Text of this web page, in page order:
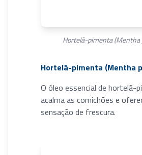
Hortelã-pimenta (Mentha
Hortelã-pimenta (Mentha
O óleo essencial de hortelã-
acalma as comichões e
sensação de frescura.